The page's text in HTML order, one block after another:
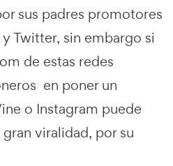
sus padres promotores
Twitter, sin embargo si
de estas redes
en poner un
o Instagram puede
viralidad, por su